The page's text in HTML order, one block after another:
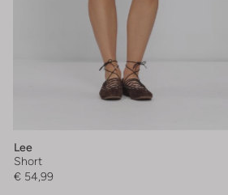
Lee
Short
€ 54,99